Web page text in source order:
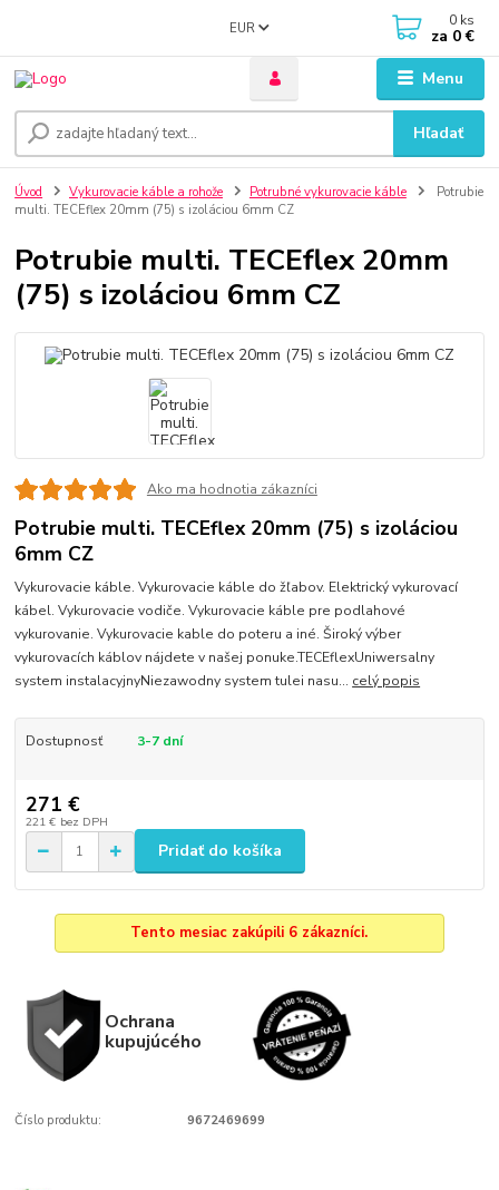
Menu
EUR
Hľadať
0 ks
za 0 €
Úvod Vykurovacie káble a rohože Potrubné vykurovacie káble
Potrubie
multi. TECEflex 20mm (75) s izoláciou 6mm CZ
Potrubie multi. TECEflex 20mm
(75) s izoláciou 6mm CZ
Ako ma hodnotia zákazníci
Potrubie multi. TECEflex 20mm (75) s izoláciou
6mm CZ
Vykurovacie káble. Vykurovacie káble do žľabov. Elektrický vykurovací
kábel. Vykurovacie vodiče. Vykurovacie káble pre podlahové
vykurovanie. Vykurovacie kable do poteru a iné. Široký výber
vykurovacích káblov nájdete v našej ponuke.TECEflexUniwersalny
system instalacyjnyNiezawodny system tulei nasu... celý popis
Dostupnosť 3-7 dní
271 €
221 € bez DPH
Pridať do košíka
Tento mesiac zakúpili 6 zákazníci.
Ochrana
kupujúcého
Číslo produktu: 9672469699